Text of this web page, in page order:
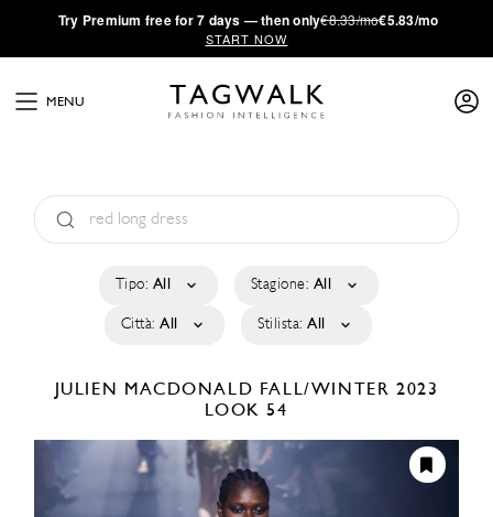
·Try Premium free for 7 days — then only€8.33/mo€5.83/mo
START NOW
MENU
Tipo: All Stagione: All
Città: All Stilista: All
JULIEN MACDONALD FALL/WINTER 2023
LOOK 54